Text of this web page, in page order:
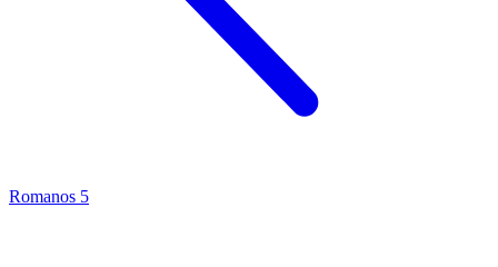
Romanos 5